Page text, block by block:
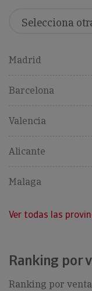
Madrid
Barcelona
Valencia
Alicante
Malaga
Ver todas las
Ranking por
Ranking por